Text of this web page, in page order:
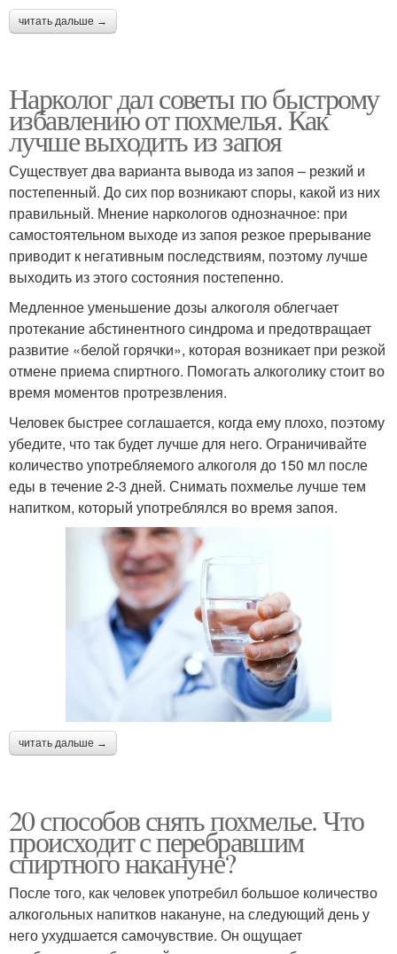
читать дальше →
Нарколог дал советы по быстрому
избавлению от похмелья. Как
лучше выходить из запоя
Существует два варианта вывода из запоя – резкий и
постепенный. До сих пор возникают споры, какой из них
правильный. Мнение наркологов однозначное: при
самостоятельном выходе из запоя резкое прерывание
приводит к негативным последствиям, поэтому лучше
выходить из этого состояния постепенно.
Медленное уменьшение дозы алкоголя облегчает
протекание абстинентного синдрома и предотвращает
развитие «белой горячки», которая возникает при резкой
отмене приема спиртного. Помогать алкоголику стоит во
время моментов протрезвления.
Человек быстрее соглашается, когда ему плохо, поэтому
убедите, что так будет лучше для него. Ограничивайте
количество употребляемого алкоголя до 150 мл после
еды в течение 2-3 дней. Снимать похмелье лучше тем
напитком, который употреблялся во время запоя.
читать дальше →
20 способов снять похмелье. Что
происходит с перебравшим
спиртного накануне?
После того, как человек употребил большое количество
алкогольных напитков накануне, на следующий день у
него ухудшается самочувствие. Он ощущает